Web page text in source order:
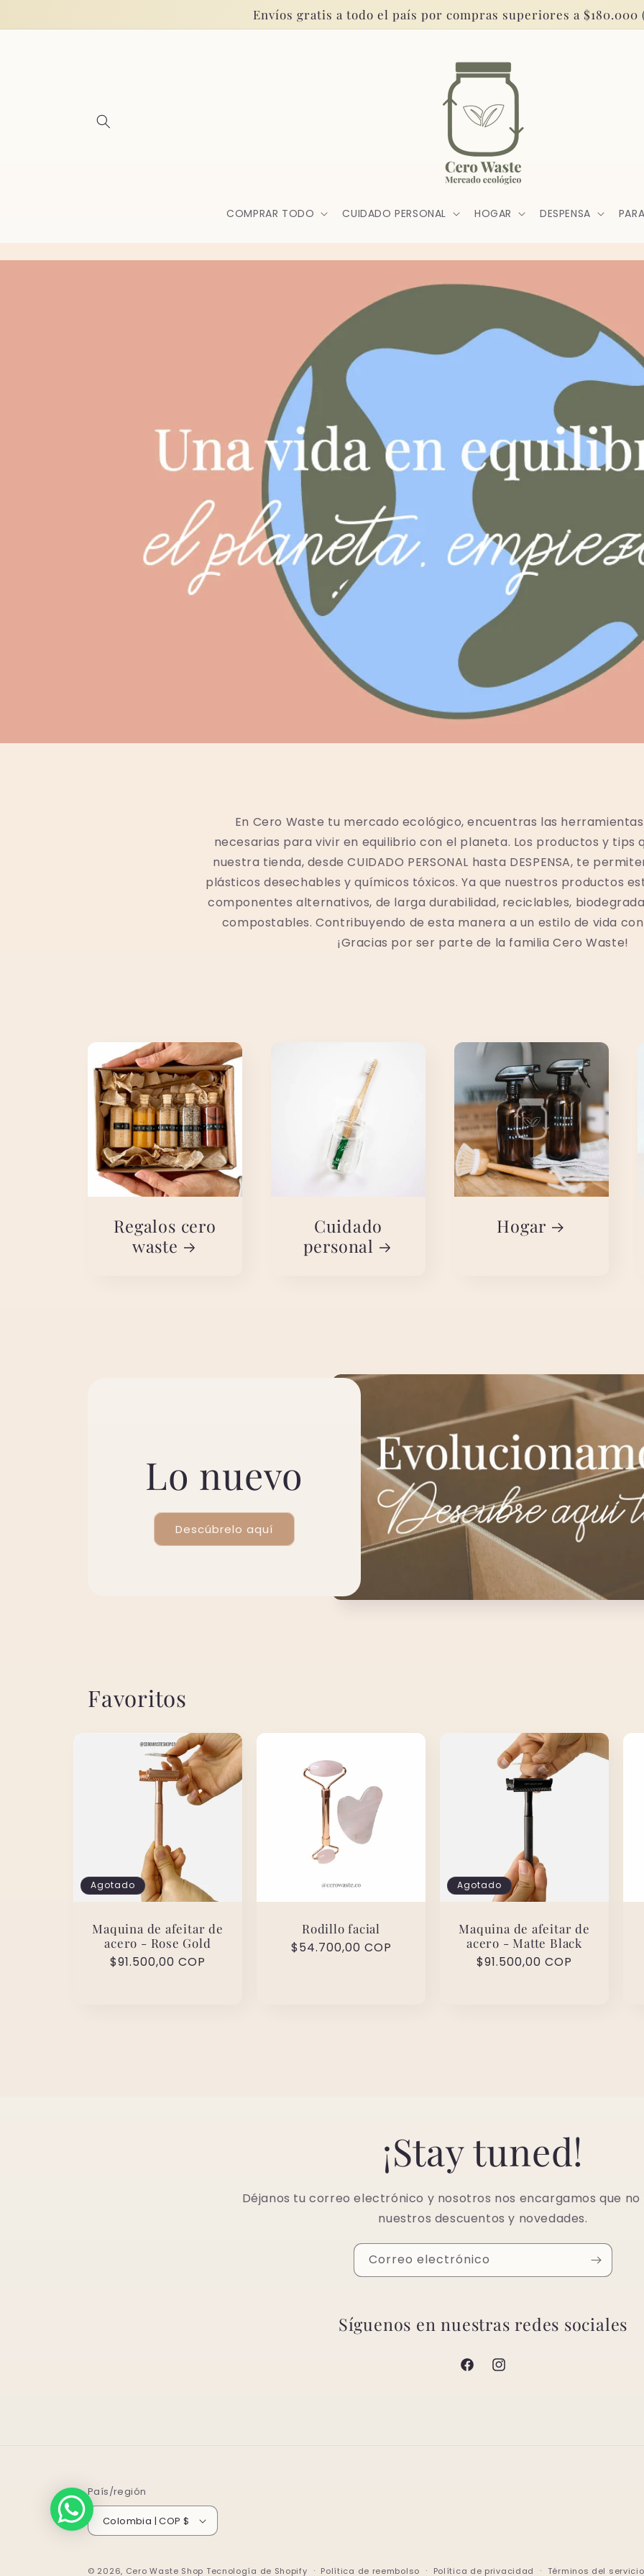
al contenido
Envíos gratis a todo el país por compras superiores a $180.000
COMPRAR TODO CUIDADO PERSONAL HOGAR DESPENSA
En Cero Waste tu mercado ecológico, encuentras las
necesarias para vivir en equilibrio con el planeta. Los productos y tips
nuestra tienda, desde CUIDADO PERSONAL hasta DESPENSA, te
plásticos desechables y químicos tóxicos. Ya que nuestros productos
componentes alternativos, de larga durabilidad, reciclables,
compostables. Contribuyendo de esta manera a un estilo de vida
¡Gracias por ser parte de la familia Cero Waste!
Regalos cero
waste
Cuidado
personal
Hogar
Lo nuevo
Descúbrelo aquí
Favoritos
Agotado
Maquina de afeitar de
acero - Rose Gold
Precio
$91.500,00 COP
Rodillo facial
Precio
$54.700,00 COP
Agotado
Maquina de afeitar de
acero - Matte Black
Precio
$91.500,00 COP
¡Stay tuned!
Déjanos tu correo electrónico y nosotros nos encargamos que
nuestros descuentos y novedades.
Correo electrónico
Síguenos en nuestras redes sociales
FacebookInstagram
País/región
Colombia | COP $
© 2026, Cero Waste Shop Tecnología de Shopify Política de reembolso Política de privacidad Términos del servicio